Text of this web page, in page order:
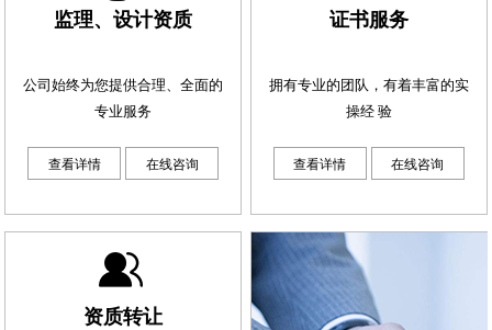
监理、设计资质
公司始终为您提供合理、全面的
专业服务
查看详情 在线咨询
证书服务
拥有专业的团队，有着丰富的实
操经 验
查看详情 在线咨询
资质转让